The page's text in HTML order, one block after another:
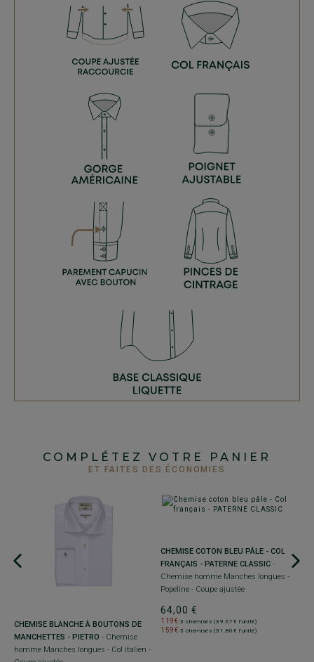
COMPLÉTEZ VOTRE PANIER
ET FAITES DES ÉCONOMIES
CHEMISE BLANCHE À BOUTONS DE
MANCHETTES - PIETRO - Chemise
homme Manches longues - Col italien -
CHEMISE COTON BLEU PÂLE - COL
FRANÇAIS - PATERNE CLASSIC -
Chemise homme Manches longues -
Popeline - Coupe ajustée
64,00 €
119€ 3 chemises (39.67€ l'unité)
159€ 5 chemises (31.80€ l'unité)